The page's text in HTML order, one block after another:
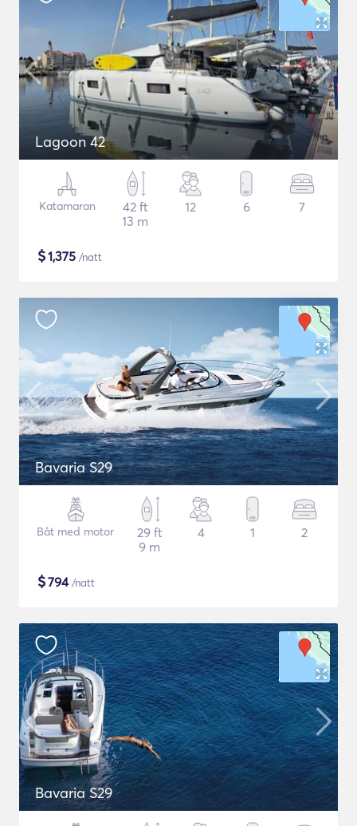
Lagoon 42
Katamaran
42 ft
13 m
12 6 7
$1,375 /natt
Bavaria S29
Båt med motor
29 ft
9 m
4 1 2
$794/natt
Bavaria S29